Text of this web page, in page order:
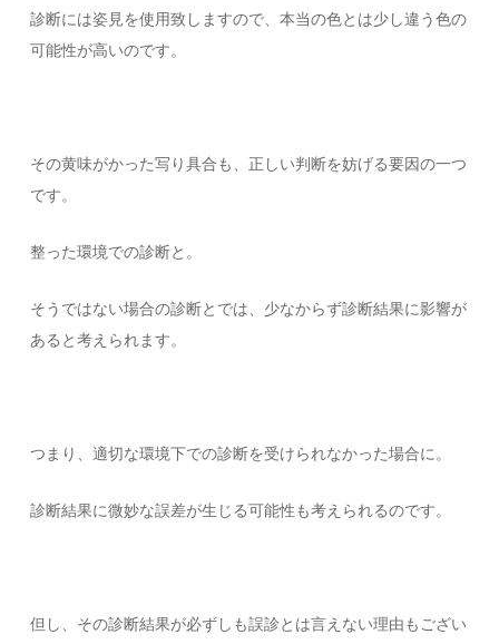
診断には姿見を使用致しますので、本当の色とは少し違う色の
可能性が高いのです。
その黄味がかった写り具合も、正しい判断を妨げる要因の一つ
です。
整った環境での診断と。
そうではない場合の診断とでは、少なからず診断結果に影響が
あると考えられます。
つまり、適切な環境下での診断を受けられなかった場合に。
診断結果に微妙な誤差が生じる可能性も考えられるのです。
但し、その診断結果が必ずしも誤診とは言えない理由もござい